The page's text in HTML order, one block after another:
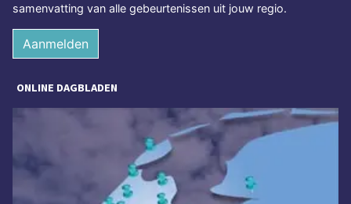
samenvatting van alle gebeurtenissen uit jouw regio.
Aanmelden
ONLINE DAGBLADEN